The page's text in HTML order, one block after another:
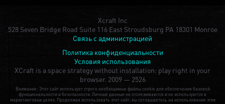
Xcraft Inc
528 Seven Bridge Road Suite 116 East Stroudsburg PA 18301 Monroe
Связь с администрацией
Политика конфиденциальности
Условия использования
XCraft is a space strategy without installation: play right in your
browser. 2009 — 2526
Внимание: Этот сайт использует строго необходимые файлы cookie для обеспечения базовой
функциональности и безопасности. Личные данные не отслеживаются и не используются в
маркетинговых целях. Продолжая использовать этот сайт, вы соглашаетесь на использование этих